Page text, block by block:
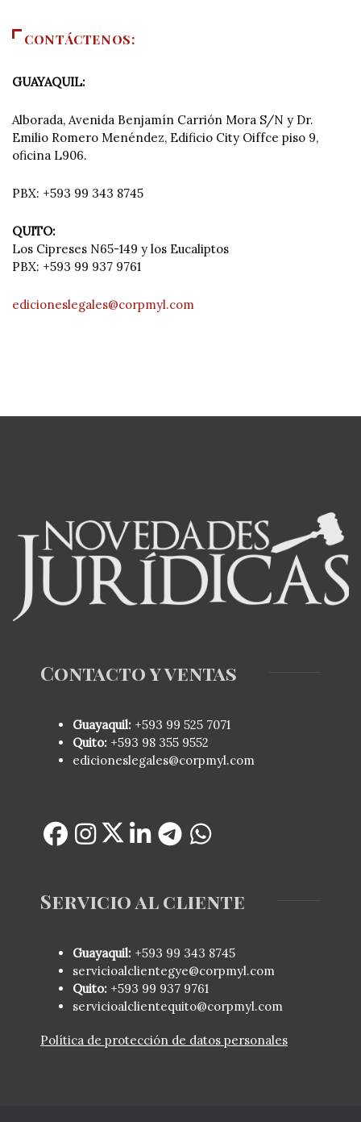
CONTÁCTENOS:
GUAYAQUIL:
Alborada, Avenida Benjamín Carrión Mora S/N y Dr.
Emilio Romero Menéndez, Edificio City Oiffce piso 9,
oficina L906.
PBX: +593 99 343 8745
QUITO:
Los Cipreses N65-149 y los Eucaliptos
PBX: +593 99 937 9761
edicioneslegales@corpmyl.com
Contacto y ventas
Guayaquil: +593 99 525 7071
Quito: +593 98 355 9552
edicioneslegales@corpmyl.com
Servicio al cliente
Guayaquil: +593 99 343 8745
servicioalclientegye@corpmyl.com
Quito: +593 99 937 9761
servicioalclientequito@corpmyl.com
Política de protección de datos personales